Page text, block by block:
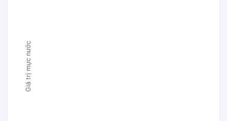
Giá trị mực nước